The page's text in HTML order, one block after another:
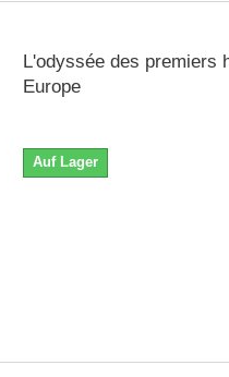
L'odyssée des premiers
Europe
Auf Lager